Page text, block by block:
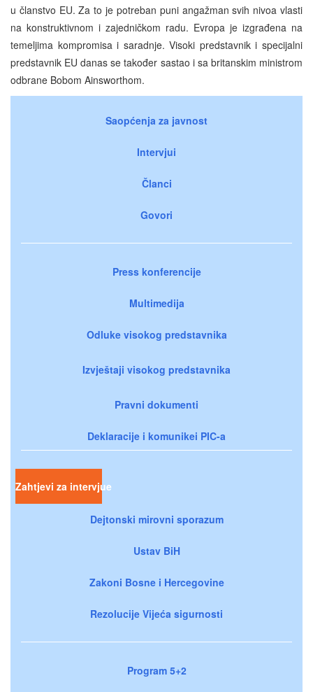
u članstvo EU. Za to je potreban puni angažman svih nivoa vlasti
na konstruktivnom i zajedničkom radu. Evropa je izgrađena na
temeljima kompromisa i saradnje. Visoki predstavnik i specijalni
predstavnik EU danas se također sastao i sa britanskim ministrom
odbrane Bobom Ainsworthom.
Saopćenja za javnost
Intervjui
Članci
Govori
Press konferencije
Multimedija
Odluke visokog predstavnika
Izvještaji visokog predstavnika
Pravni dokumenti
Deklaracije i komunikei PIC-a
Zahtjevi za intervjue
Dejtonski mirovni sporazum
Ustav BiH
Zakoni Bosne i Hercegovine
Rezolucije Vijeća sigurnosti
Program 5+2